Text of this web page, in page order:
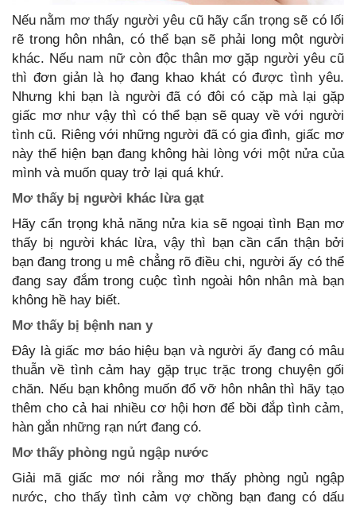
Nếu nằm mơ thấy người yêu cũ hãy cẩn trọng sẽ có lối
rẽ trong hôn nhân, có thể bạn sẽ phải long một người
khác. Nếu nam nữ còn độc thân mơ gặp người yêu cũ
thì đơn giản là họ đang khao khát có được tình yêu.
Nhưng khi bạn là người đã có đôi có cặp mà lại gặp
giấc mơ như vậy thì có thể bạn sẽ quay về với người
tình cũ. Riêng với những người đã có gia đình, giấc mơ
này thể hiện bạn đang không hài lòng với một nửa của
mình và muốn quay trở lại quá khứ.
Mơ thấy bị người khác lừa gạt
Hãy cẩn trọng khả năng nửa kia sẽ ngoại tình Bạn mơ
thấy bị người khác lừa, vậy thì bạn cần cẩn thận bởi
bạn đang trong u mê chẳng rõ điều chi, người ấy có thể
đang say đắm trong cuộc tình ngoài hôn nhân mà bạn
không hề hay biết.
Mơ thấy bị bệnh nan y
Đây là giấc mơ báo hiệu bạn và người ấy đang có mâu
thuẫn về tình cảm hay gặp trục trặc trong chuyện gối
chăn. Nếu bạn không muốn đổ vỡ hôn nhân thì hãy tạo
thêm cho cả hai nhiều cơ hội hơn để bồi đắp tình cảm,
hàn gắn những rạn nứt đang có.
Mơ thấy phòng ngủ ngập nước
Giải mã giấc mơ nói rằng mơ thấy phòng ngủ ngập
nước, cho thấy tình cảm vợ chồng bạn đang có dấu